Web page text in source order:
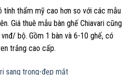
tính thẩm mỹ cao hơn so với các mẫu
Giá thuê mẫu bàn ghế Chiavari cũng
bộ. Gồm 1 bàn và 6-10 ghế, có
trắng cao cấp.